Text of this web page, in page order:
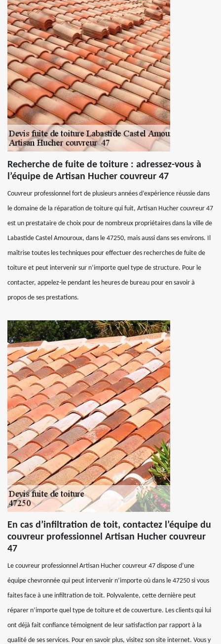
Recherche de fuite de toiture : adressez-vous à
l’équipe de Artisan Hucher couvreur 47
Couvreur professionnel fort de plusieurs années d’expérience réussie dans
le domaine de la réparation de toiture qui fuit, Artisan Hucher couvreur 47
est un prestataire de choix pour de nombreux propriétaires dans la ville de
Labastide Castel Amouroux, dans le 47250, mais aussi dans ses environs. Il
maîtrise toutes les techniques pour effectuer des recherches de fuite de
toiture et peut intervenir sur n’importe quel type de structure. Pour le
contacter, appelez-le pendant les heures de bureau pour en savoir à
propos de ses prestations.
En cas d’infiltration de toit, contactez l’équipe du
couvreur professionnel Artisan Hucher couvreur
47
Le couvreur professionnel Artisan Hucher couvreur 47 dispose d’une
équipe chevronnée qui peut intervenir n’importe où dans le 47250 si vous
faites face à une infiltration de toit. Polyvalente, cette dernière peut
réparer n’importe quel type de toiture et de couverture. Les clients qui lui
ont déjà fait confiance témoignent de leur satisfaction par rapport à la
qualité de ses services. Pour en savoir plus, visitez son site internet. Vous y